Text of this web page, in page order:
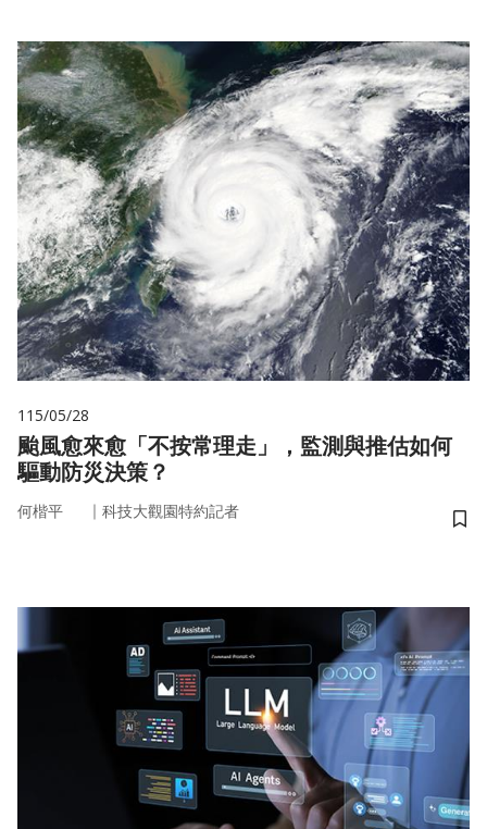
115/05/28
颱風愈來愈「不按常理走」，監測與推估如何
驅動防災決策？
何楷平 ｜ 科技大觀園特約記者
儲